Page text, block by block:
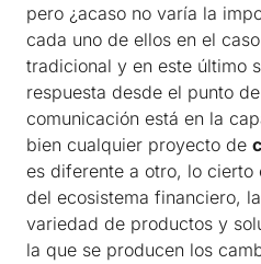
pero ¿acaso no varía la
cada uno de ellos en el
tradicional y en este último
respuesta desde el punto
comunicación está en la
bien cualquier proyecto de
es diferente a otro, lo cierto
del ecosistema financiero,
variedad de productos y
la que se producen los